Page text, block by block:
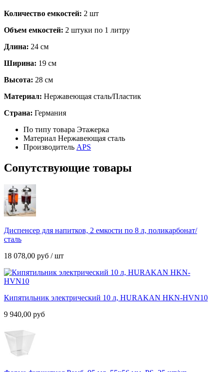
Количество емкостей: 2 шт
Объем емкостей: 2 штуки по 1 литру
Длина: 24 см
Ширина: 19 см
Высота: 28 см
Материал: Нержавеющая сталь/Пластик
Страна: Германия
По типу товара Этажерка
Материал Нержавеющая сталь
Производитель APS
Сопутствующие товары
Диспенсер для напитков, 2 емкости по 8 л, поликарбонат/
сталь
18 078,00 руб / шт
Кипятильник электрический 10 л, HURAKAN HKN-HVN10
9 940,00 руб